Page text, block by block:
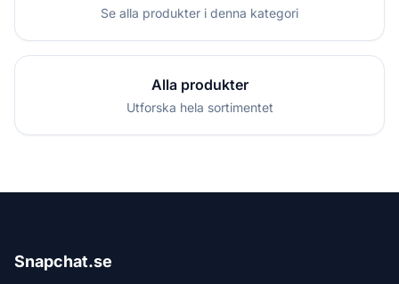
Se alla produkter i denna kategori
Alla produkter
Utforska hela sortimentet
Snapchat.se